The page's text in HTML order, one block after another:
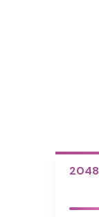
2048